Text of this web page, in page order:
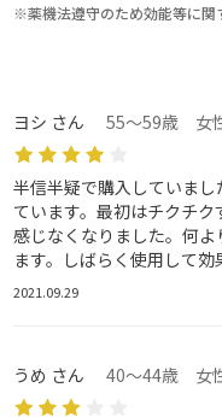
※薬機法遵守のため効能等に関
ヨシ さん 55～59歳 女
半信半疑で購入していま
ています。最初はチクチ
感じなくなりました。何
ます。しばらく使用して
2021.09.29
うめ さん 40～44歳 女